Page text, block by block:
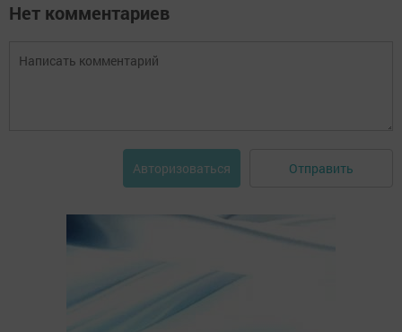
Нет комментариев
Авторизоваться Отправить